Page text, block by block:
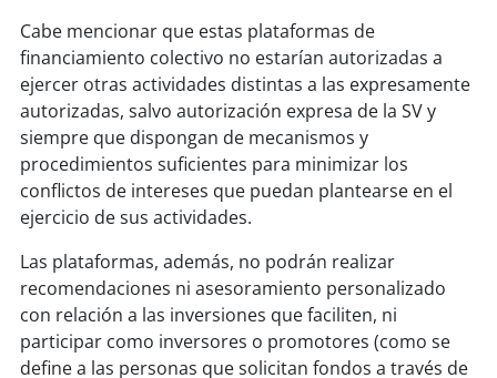
Cabe mencionar que estas plataformas de
financiamiento colectivo no estarían autorizadas a
ejercer otras actividades distintas a las expresamente
autorizadas, salvo autorización expresa de la SV y
siempre que dispongan de mecanismos y
procedimientos suficientes para minimizar los
conflictos de intereses que puedan plantearse en el
ejercicio de sus actividades.
Las plataformas, además, no podrán realizar
recomendaciones ni asesoramiento personalizado
con relación a las inversiones que faciliten, ni
participar como inversores o promotores (como se
define a las personas que solicitan fondos a través de